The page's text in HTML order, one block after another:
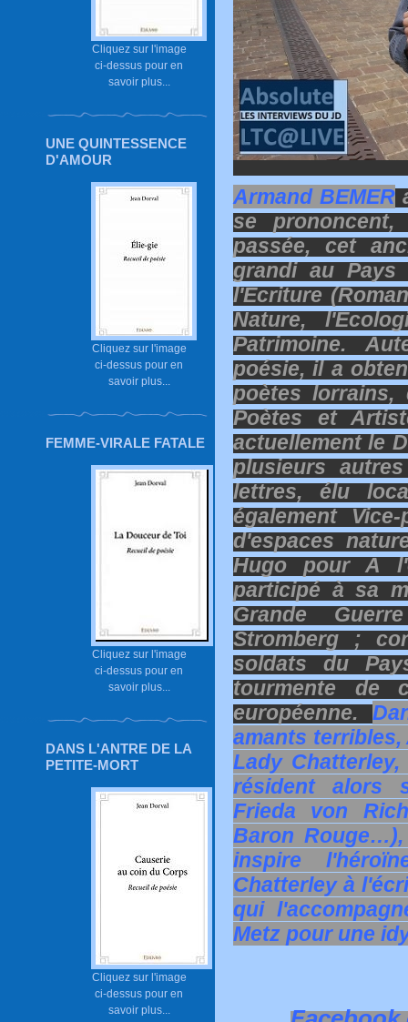
Cliquez sur l'image
ci-dessus pour en
savoir plus...
UNE QUINTESSENCE
D'AMOUR
Cliquez sur l'image
ci-dessus pour en
savoir plus...
FEMME-VIRALE FATALE
Cliquez sur l'image
ci-dessus pour en
savoir plus...
DANS L'ANTRE DE LA
PETITE-MORT
Cliquez sur l'image
ci-dessus pour en
savoir plus...
Armand BEMER
se prononcent,
passée, cet
grandi au Pays
l'Ecriture
Nature,
Patrimoine.
poésie, il a
poètes lorrains,
Poètes et
actuellement le
plusieurs
lettres, élu
également
d'espaces
Hugo pour A
participé à sa
Grande
Stromberg ;
soldats du
tourmente de
européenne.
amants terribles,
Lady
résident alors
Frieda von
Baron
inspire
Chatterley à
qui
Metz pour une